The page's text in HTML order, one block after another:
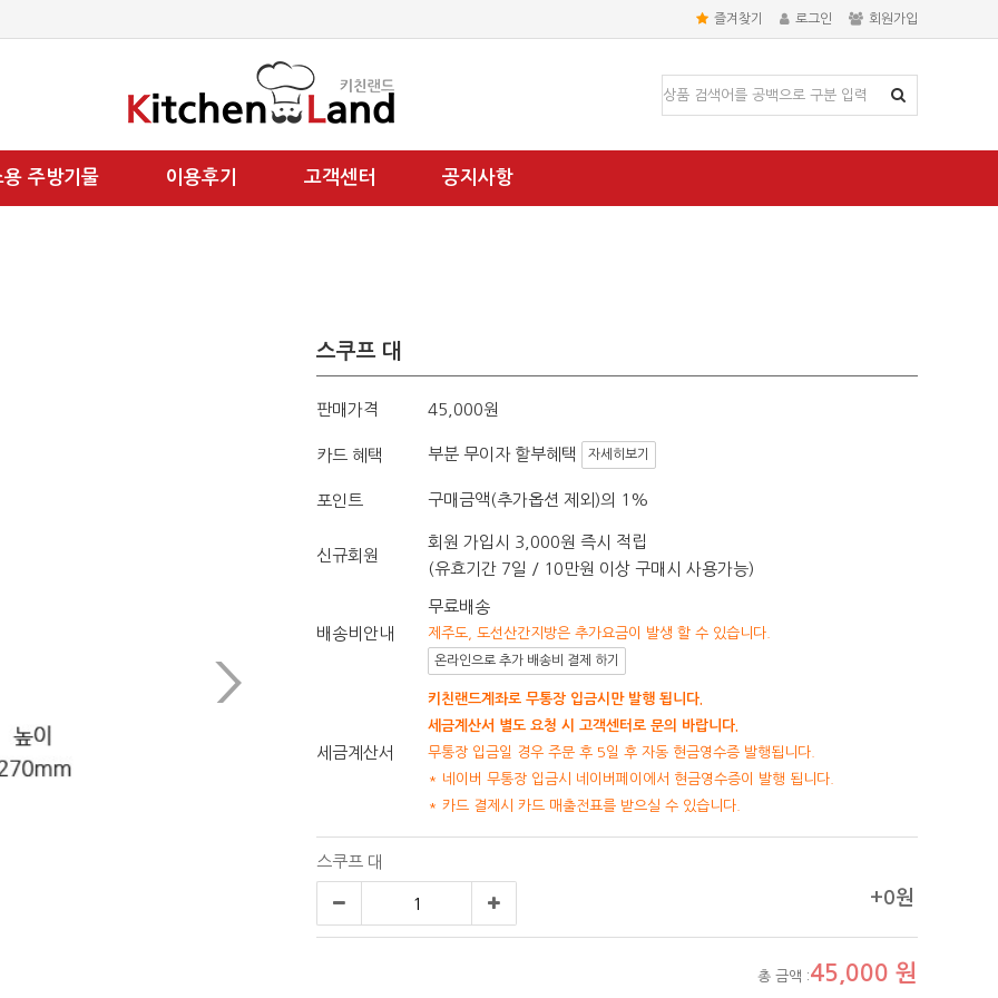
즐겨찾기 로그인 회원가입
용 주방기물 이용후기 고객센터 공지사항
스쿠프 대
판매가격 45,000원
카드 혜택 부분 무이자 할부혜택 자세히보기
포인트 구매금액(추가옵션 제외)의 1%
신규회원
회원 가입시 3,000원 즉시 적립
(유효기간 7일 / 10만원 이상 구매시 사용가능)
배송비안내
무료배송
제주도, 도선산간지방은 추가요금이 발생 할 수 있습니다.
온라인으로 추가 배송비 결제 하기
세금계산서
키친랜드계좌로 무통장 입금시만 발행 됩니다.
세금계산서 별도 요청 시 고객센터로 문의 바랍니다.
무통장 입금일 경우 주문 후 5일 후 자동 현금영수증 발행됩니다.
* 네이버 무통장 입금시 네이버페이에서 현금영수증이 발행 됩니다.
* 카드 결제시 카드 매출전표를 받으실 수 있습니다.
스쿠프 대
+0원
총 금액 :45,000 원